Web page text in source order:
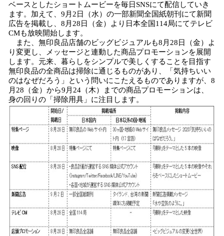
ベースとしたショートムービーを毎日SNSにて配信していき
ます。加えて、9月2日（水）の一部新聞全国紙朝刊にて新聞
広告を掲載し、8月28日（金）より日本全国114局にてテレビ
CMも放映開始します。
また、無印良品店舗のビッグビジュアルも8月28日（金）よ
り変更し、メッセージと連動した商品プロモーションを展開
します。元来、暮らしをシンプルで美しくすることを目指す
無印良品の全商品は掃除に通じるものがあり、「気持ちいい
のはなぜだろう」という問いにこたえるものでありますが、8
月28（金）から9月24（木）までの商品プロモーションは、
身の回りの「掃除用具」に注目します。